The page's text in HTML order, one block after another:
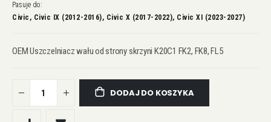
Pasuje do:
Civic, Civic IX (2012-2016), Civic X (2017-2022), Civic XI (2023-2027)
OEM Uszczelniacz wału od strony skrzyni K20C1 FK2, FK8, FL5
DODAJ DO KOSZYKA